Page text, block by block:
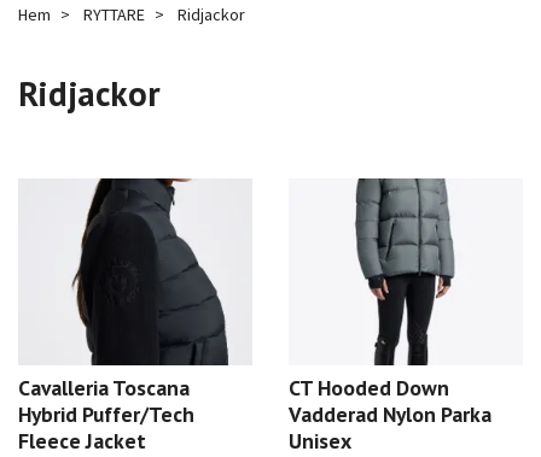
Hem RYTTARE Ridjackor
Ridjackor
Cavalleria Toscana
Hybrid Puffer/Tech
Fleece Jacket
CT Hooded Down
Vadderad Nylon Parka
Unisex